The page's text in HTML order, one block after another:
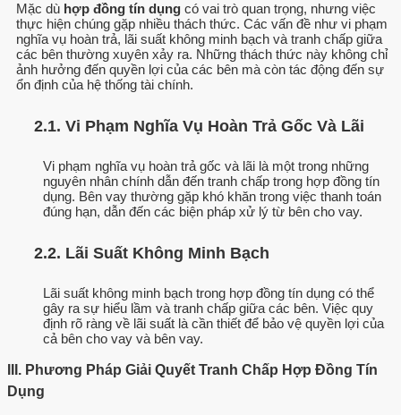
Mặc dù hợp đồng tín dụng có vai trò quan trọng, nhưng việc
thực hiện chúng gặp nhiều thách thức. Các vấn đề như vi phạm
nghĩa vụ hoàn trả, lãi suất không minh bạch và tranh chấp giữa
các bên thường xuyên xảy ra. Những thách thức này không chỉ
ảnh hưởng đến quyền lợi của các bên mà còn tác động đến sự
ổn định của hệ thống tài chính.
2.1. Vi Phạm Nghĩa Vụ Hoàn Trả Gốc Và Lãi
Vi phạm nghĩa vụ hoàn trả gốc và lãi là một trong những
nguyên nhân chính dẫn đến tranh chấp trong hợp đồng tín
dụng. Bên vay thường gặp khó khăn trong việc thanh toán
đúng hạn, dẫn đến các biện pháp xử lý từ bên cho vay.
2.2. Lãi Suất Không Minh Bạch
Lãi suất không minh bạch trong hợp đồng tín dụng có thể
gây ra sự hiểu lầm và tranh chấp giữa các bên. Việc quy
định rõ ràng về lãi suất là cần thiết để bảo vệ quyền lợi của
cả bên cho vay và bên vay.
III. Phương Pháp Giải Quyết Tranh Chấp Hợp Đồng Tín
Dụng